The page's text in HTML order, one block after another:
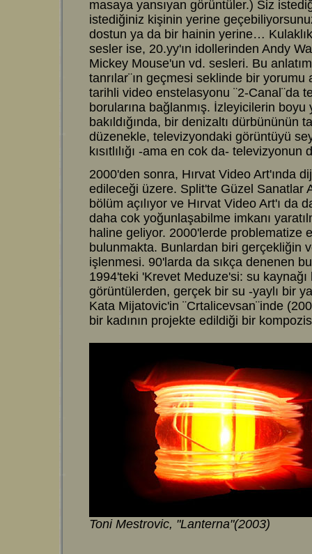
masaya yansıyan görüntüler.) Siz
istediğiniz kişinin yerine
dostun ya da bir hainin yerine…
sesler ise, 20.yy'ın idollerinden Andy
Mickey Mouse'un vd. sesleri. Bu
tanrılar¨ın geçmesi seklinde bir
tarihli video enstelasyonu ¨2-Canal¨da
borularına bağlanmış. İzleyicilerin
bakıldığında, bir denizaltı dürbününün
düzenekle, televizyondaki görüntüyü
kısıtlılığı -ama en cok da-
2000'den sonra, Hırvat Video Art'ında
edileceği üzere. Split'te Güzel Sanatlar
bölüm açılıyor ve Hırvat Video Art'ı da
daha cok yoğunlaşabilme imkanı
haline geliyor. 2000'lerde problematize
bulunmakta. Bunlardan biri gerçekliğin
işlenmesi. 90'larda da sıkça denenen
1994'teki 'Krevet Meduze'si: su
görüntülerden, gerçek bir su -yaylı bir
Kata Mijatovic'in ¨Crtalicevsan¨inde
bir kadının projekte edildiği bir
Toni Mestrovic, "Lanterna"(2003)